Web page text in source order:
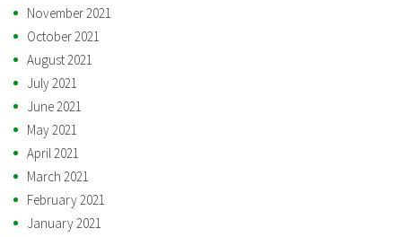
November 2021
October 2021
August 2021
July 2021
June 2021
May 2021
April 2021
March 2021
February 2021
January 2021